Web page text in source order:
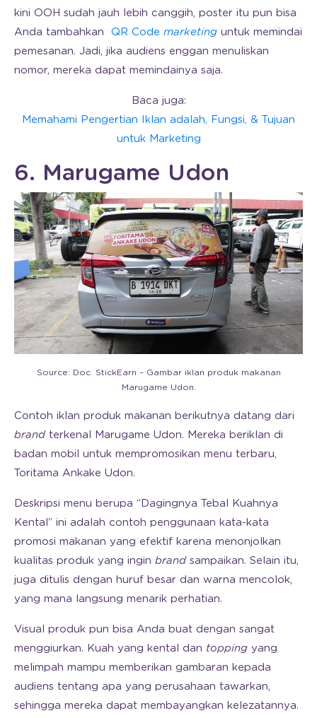
kini OOH sudah jauh lebih canggih, poster itu pun bisa
Anda tambahkan QR Code marketing untuk memindai
pemesanan. Jadi, jika audiens enggan menuliskan
nomor, mereka dapat memindainya saja.
Baca juga:
Memahami Pengertian Iklan adalah, Fungsi, & Tujuan
untuk Marketing
6. Marugame Udon
Source: Doc. StickEarn – Gambar iklan produk makanan
Marugame Udon.
Contoh iklan produk makanan berikutnya datang dari
brandterkenal Marugame Udon. Mereka beriklan di
badan mobil untuk mempromosikan menu terbaru,
Toritama Ankake Udon.
Deskripsi menu berupa “Dagingnya Tebal Kuahnya
Kental” ini adalah contoh penggunaan kata-kata
promosi makanan yang efektif karena menonjolkan
kualitas produk yang ingin brandsampaikan. Selain itu,
juga ditulis dengan huruf besar dan warna mencolok,
yang mana langsung menarik perhatian.
Visual produk pun bisa Anda buat dengan sangat
menggiurkan. Kuah yang kental dan topping yang
melimpah mampu memberikan gambaran kepada
audiens tentang apa yang perusahaan tawarkan,
sehingga mereka dapat membayangkan kelezatannya.